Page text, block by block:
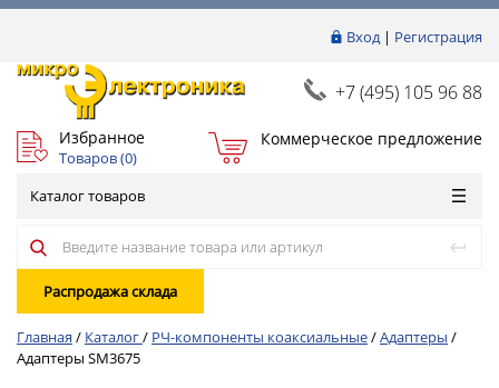
Вход| Регистрация
+7 (495) 105 96 88
Избранное
Товаров (0)
Коммерческое предложение
Каталог товаров
Распродажа склада
Главная / Каталог/ РЧ-компоненты коаксиальные/Адаптеры /
Адаптеры SM3675